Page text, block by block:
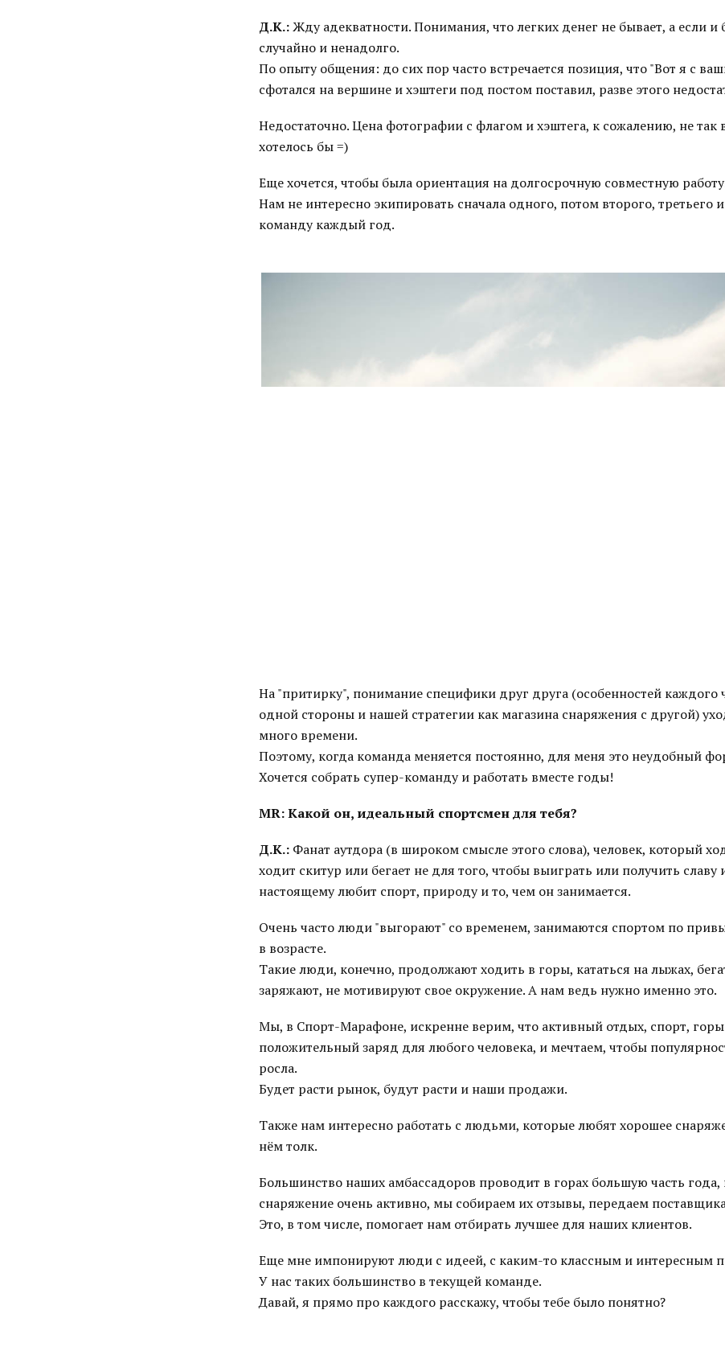
Д.К.:Жду адекватности. Понимания, что легких денег не бывает, а если и
случайно и ненадолго.
По опыту общения: до сих пор часто встречается позиция, что "Вот я с
сфотался на вершине и хэштеги под постом поставил, разве этого
Недостаточно. Цена фотографии с флагом и хэштега, к сожалению, не так
хотелось бы =)
Еще хочется, чтобы была ориентация на долгосрочную совместную
Нам не интересно экипировать сначала одного, потом второго, третьего
команду каждый год.
На "притирку", понимание специфики друг друга (особенностей каждого
одной стороны и нашей стратегии как магазина снаряжения с другой)
много времени.
Поэтому, когда команда меняется постоянно, для меня это неудобный
Хочется собрать супер-команду и работать вместе годы!
MR: Какой он, идеальный спортсмен для тебя?
Д.К.: Фанат аутдора (в широком смысле этого слова), человек, который
ходит скитур или бегает не для того, чтобы выиграть или получить славу
настоящему любит спорт, природу и то, чем он занимается.
Очень часто люди "выгорают" со временем, занимаются спортом по
в возрасте.
Такие люди, конечно, продолжают ходить в горы, кататься на лыжах,
заряжают, не мотивируют свое окружение. А нам ведь нужно именно это.
Мы, в Спорт-Марафоне, искренне верим, что активный отдых, спорт,
положительный заряд для любого человека, и мечтаем, чтобы
росла.
Будет расти рынок, будут расти и наши продажи.
Также нам интересно работать с людьми, которые любят хорошее
нём толк.
Большинство наших амбассадоров проводит в горах большую часть года,
снаряжение очень активно, мы собираем их отзывы, передаем
Это, в том числе, помогает нам отбирать лучшее для наших клиентов.
Еще мне импонируют люди с идеей, с каким-то классным и интересным
У нас таких большинство в текущей команде.
Давай, я прямо про каждого расскажу, чтобы тебе было понятно?